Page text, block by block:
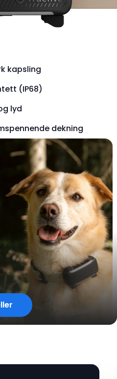
kapsling
(IP68)
lyd
dekning